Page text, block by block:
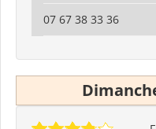
07 67 38 33 36